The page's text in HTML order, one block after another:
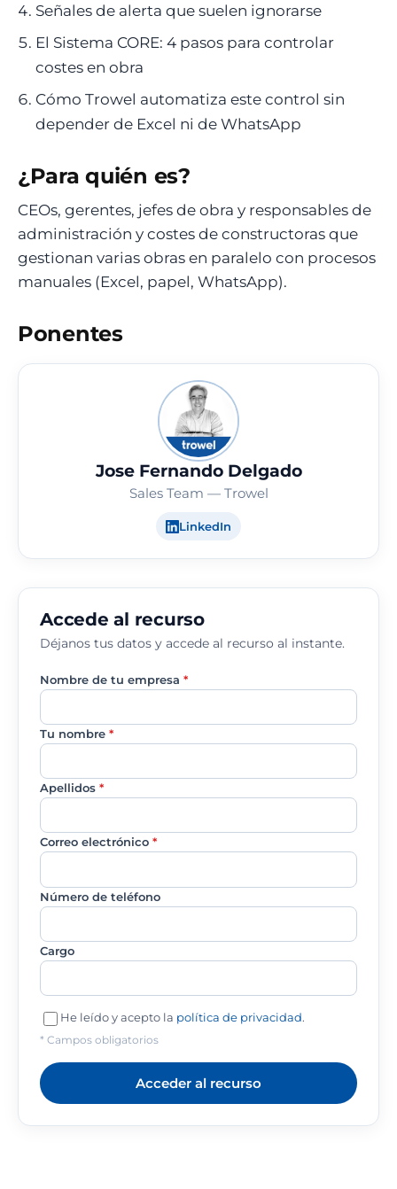
Señales de alerta que suelen ignorarse
El Sistema CORE: 4 pasos para controlar
costes en obra
Cómo Trowel automatiza este control sin
depender de Excel ni de WhatsApp
¿Para quién es?
CEOs, gerentes, jefes de obra y responsables de
administración y costes de constructoras que
gestionan varias obras en paralelo con procesos
manuales (Excel, papel, WhatsApp).
Ponentes
Jose Fernando Delgado
Sales Team — Trowel
LinkedIn
Accede al recurso
Déjanos tus datos y accede al recurso al instante.
Nombre de tu empresa *
Tu nombre *
Apellidos *
Correo electrónico *
Número de teléfono
Cargo
He leído y acepto la política de privacidad.
* Campos obligatorios
Acceder al recurso